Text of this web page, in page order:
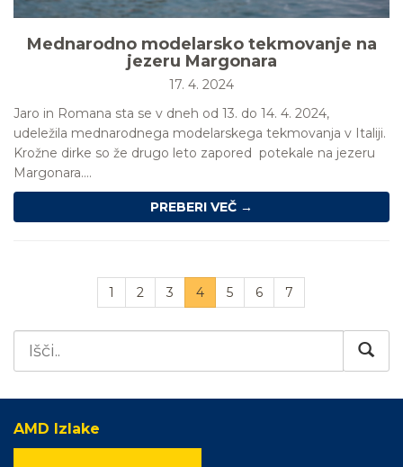
Mednarodno modelarsko tekmovanje na
jezeru Margonara
17. 4. 2024
Jaro in Romana sta se v dneh od 13. do 14. 4. 2024,
udeležila mednarodnega modelarskega tekmovanja v Italiji.
Krožne dirke so že drugo leto zapored potekale na jezeru
Margonara....
PREBERI VEČ →
1 2 3 4(trenutna)
5 6 7
AMD Izlake